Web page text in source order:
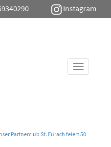
Instagram
Toggle
Partnerclub St. Eurach feiert 50